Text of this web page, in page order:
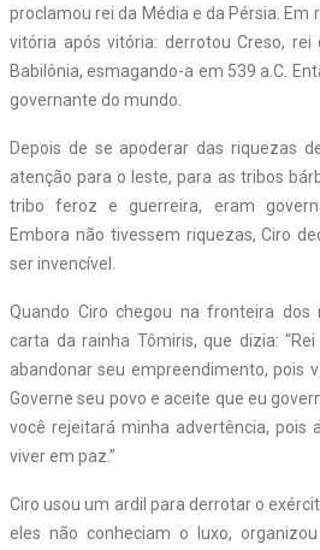
proclamou rei da Média e da Pérsia. Em
vitória após vitória: derrotou Creso,
Babilônia, esmagando-a em 539 a.C.
governante do mundo.
Depois de se apoderar das riquezas
atenção para o leste, para as tribos
tribo feroz e guerreira, eram
Embora não tivessem riquezas, Ciro
ser invencível.
Quando Ciro chegou na fronteira dos
carta da rainha Tômiris, que dizia:
abandonar seu empreendimento, pois
Governe seu povo e aceite que eu
você rejeitará minha advertência, pois
viver em paz.”
Ciro usou um ardil para derrotar o
eles não conheciam o luxo,